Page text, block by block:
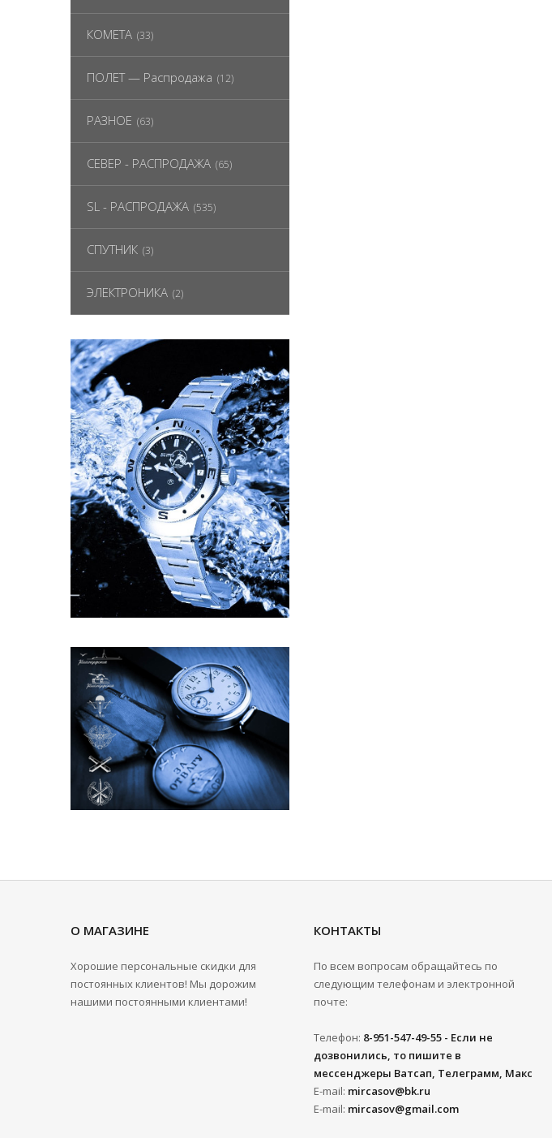
КОМЕТА (33)
ПОЛЕТ — Распродажа (12)
РАЗНОЕ (63)
СЕВЕР - РАСПРОДАЖА (65)
SL - РАСПРОДАЖА (535)
СПУТНИК (3)
ЭЛЕКТРОНИКА (2)
О МАГАЗИНЕ
Хорошие персональные скидки для
постоянных клиентов! Мы дорожим
нашими постоянными клиентами!
КОНТАКТЫ
По всем вопросам обращайтесь по
следующим телефонам и электронной
почте:
Телефон: 8-951-547-49-55 - Если не
дозвонились, то пишите в
мессенджеры Ватсап, Телеграмм, Макс
E-mail: mircasov@bk.ru
E-mail: mircasov@gmail.com